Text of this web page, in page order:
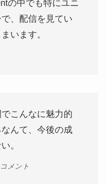
の中でも特にユニ
、配信を見てい
います。
こんなに魅力的
んて、今後の成
。
メント